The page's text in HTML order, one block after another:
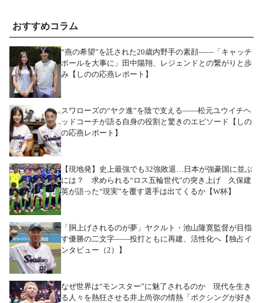
おすすめコラム
“燕の希望”を託された20歳内野手の素顔――「キャッチ
ボールを大事に」田中陽翔、レジェンドとの繋がりと歩
み【しのの応燕レポート】
スワローズの“ヤク進”を陰で支える――松元ユウイチヘ
ッドコーチが語る自身の役割と驚きのエピソード【しの
の応燕レポート】
【現地発】史上最強でも32強敗退…日本が強豪国に並ぶ
には？ 求められる“ロス五輪世代”の突き上げ 久保建
英が語った“現実”を覆す選手は出てくるか【W杯】
「胴上げされるのが夢」ヤクルト・池山隆寛監督が目指
す優勝の二文字――投打ともに再建、活性化へ【独占イ
ンタビュー（2）】
なぜ世界は“モンスター”に魅了されるのか 現代を生き
る人々を熱狂させる井上尚弥の情熱「ボクシングが好き